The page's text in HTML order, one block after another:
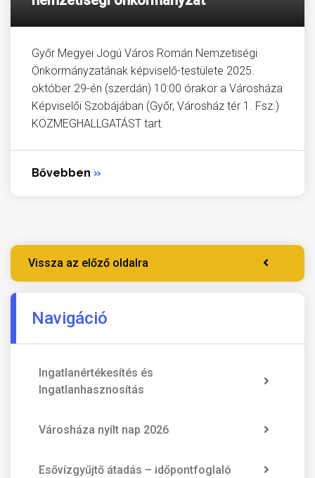
Győr Megyei Jogú Város Román Nemzetiségi
Önkormányzatának képviselő-testülete 2025.
október 29-én (szerdán) 10:00 órakor a Városháza
Képviselői Szobájában (Győr, Városház tér 1. Fsz.)
KÖZMEGHALLGATÁST tart.
Bővebben »
Vissza az előző oldalra
Navigáció
Ingatlanértékesítés és
Ingatlanhasznosítás
Városháza nyílt nap 2026
Esővízgyűjtő átadás – időpontfoglaló